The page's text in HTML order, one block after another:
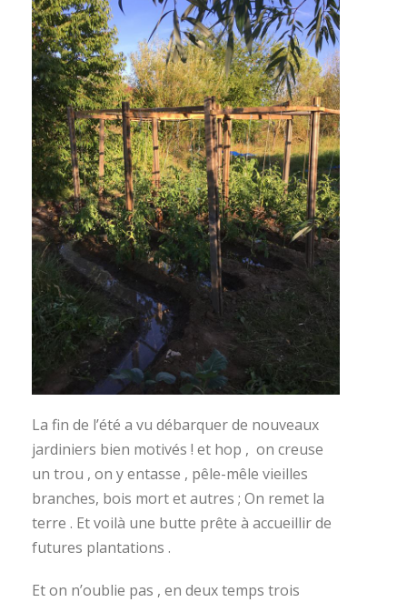
La fin de l’été a vu débarquer de nouveaux
jardiniers bien motivés ! et hop , on creuse
un trou , on y entasse , pêle-mêle vieilles
branches, bois mort et autres ; On remet la
terre . Et voilà une butte prête à accueillir de
futures plantations .
Et on n’oublie pas , en deux temps trois